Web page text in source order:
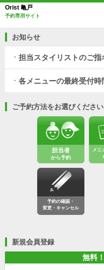
Orist 亀戸
予約専用サイト
お知らせ
担当スタイリストのご
提案も受けてみたい」 「今回は指
など、お客様のご希望に合わせて
したら変えづらい…」「担当を変
だく必要は一切ございません。
どのスタッフが担当させていただ
想いは同じです。 ぜひ、お気軽
せ。皆様のご来店を心よりお待ち
各メニューの最終受付
ご予約方法をお選びください
担当者
から予約
メニ
予約の確認・
変更・キャンセル
新規会員登録
無料